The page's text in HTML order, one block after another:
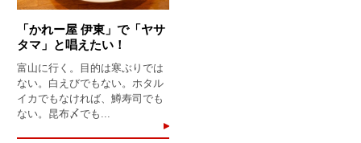
「かれー屋 伊東」で「ヤサ
タマ」と唱えたい！
富山に行く。目的は寒ぶりでは
ない。白えびでもない。ホタル
イカでもなければ、鱒寿司でも
ない。昆布〆でも...